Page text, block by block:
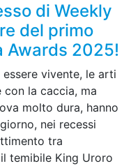
di Weekly
del primo
Awards 2025!
vivente, le arti
con la caccia, ma
molto dura, hanno
nei recessi
tra
temibile King Uroro